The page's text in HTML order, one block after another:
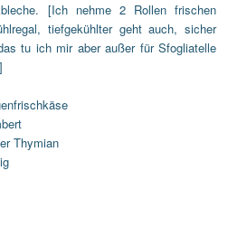
[Ich nehme 2 Rollen frischen
tiefgekühlter geht auch, sicher
tu ich mir aber außer für Sfogliatelle
Thymian